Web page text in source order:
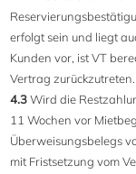
erfolgt sein und liegt
Kunden vor, ist VT
Vertrag zurückzutreten.
4.3Wird die
11 Wochen vor
Überweisungsbelegs
mit Fristsetzung vom